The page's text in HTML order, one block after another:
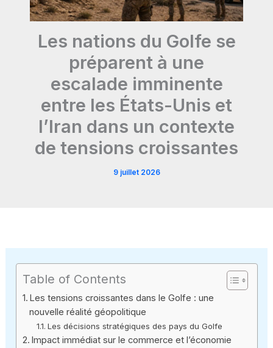
Les nations du Golfe se
préparent à une
escalade imminente
entre les États-Unis et
l’Iran dans un contexte
de tensions croissantes
9 juillet 2026
Table of Contents
Les tensions croissantes dans le Golfe : une
nouvelle réalité géopolitique
Les décisions stratégiques des pays du Golfe
Impact immédiat sur le commerce et l’économie